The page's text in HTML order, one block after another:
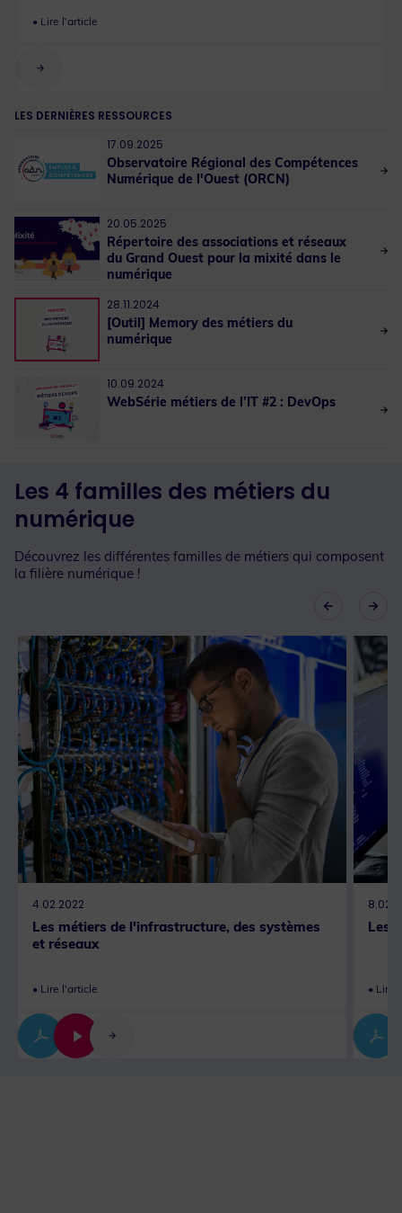
LES DERNIÈRES RESSOURCES
17.09.2025
Observatoire Régional des Compétences
Numérique de l'Ouest (ORCN)
20.05.2025
Répertoire des associations et réseaux
du Grand Ouest pour la mixité dans le
numérique
28.11.2024
[Outil] Memory des métiers du
numérique
10.09.2024
WebSérie métiers de l’IT #2 : DevOps
Les 4 familles des métiers du
numérique
Découvrez les différentes familles de métiers qui composent
la filière numérique !
4.02.2022
Les métiers de l'infrastructure, des systèmes
et réseaux
Les